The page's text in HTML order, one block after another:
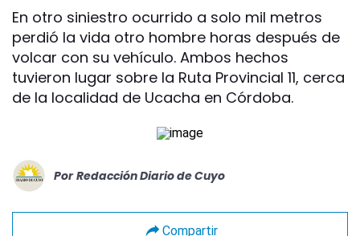
En otro siniestro ocurrido a solo mil metros
perdió la vida otro hombre horas después de
volcar con su vehículo. Ambos hechos
tuvieron lugar sobre la Ruta Provincial 11, cerca
de la localidad de Ucacha en Córdoba.
Por Redacción Diario de Cuyo
Compartir